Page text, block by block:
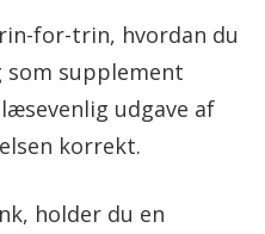
for-trin, hvordan du
supplement
udgave af
korrekt.
holder du en